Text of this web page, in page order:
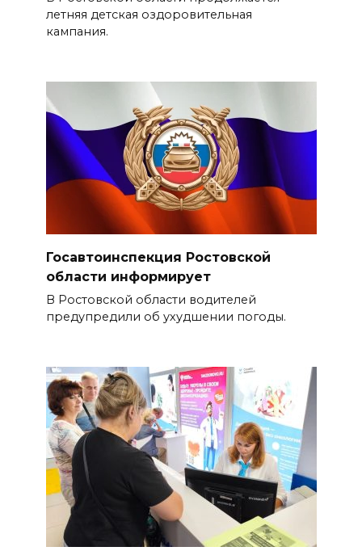
летняя детская оздоровительная
кампания.
Госавтоинспекция Ростовской
области информирует
В Ростовской области водителей
предупредили об ухудшении погоды.